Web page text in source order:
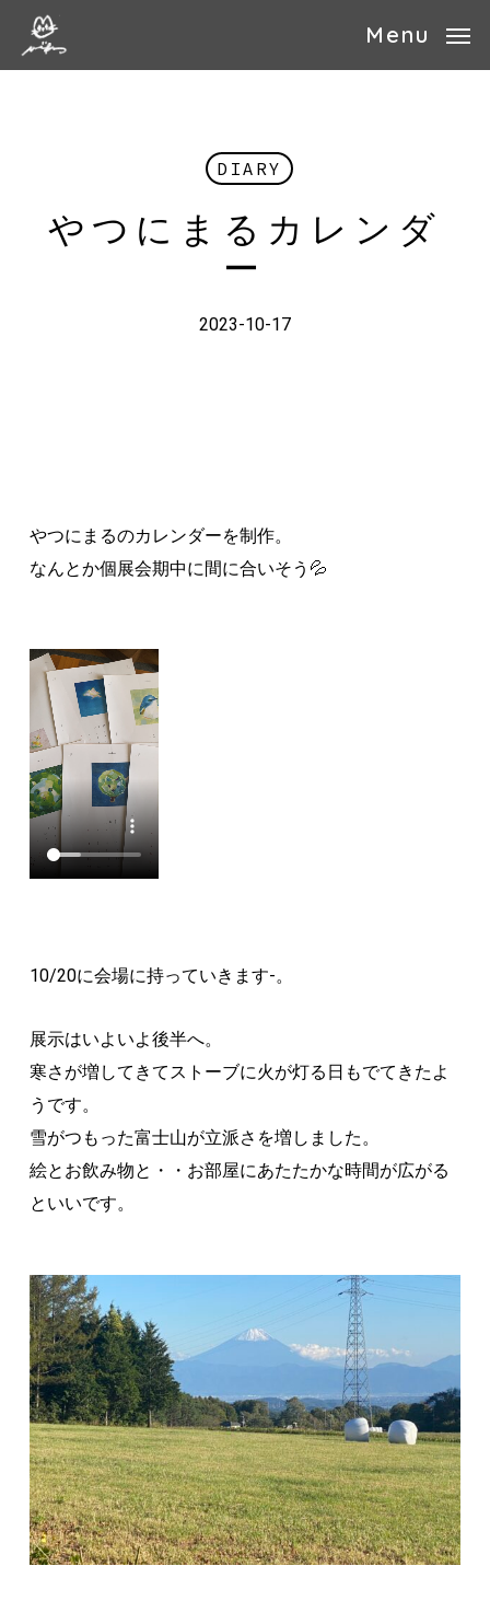
Menu
DIARY
やつにまるカレンダ
ー
2023-10-17
やつにまるのカレンダーを制作。
なんとか個展会期中に間に合いそう💦
10/20に会場に持っていきます-。
展示はいよいよ後半へ。
寒さが増してきてストーブに火が灯る日もでてきたよ
うです。
雪がつもった富士山が立派さを増しました。
絵とお飲み物と・・お部屋にあたたかな時間が広がる
といいです。